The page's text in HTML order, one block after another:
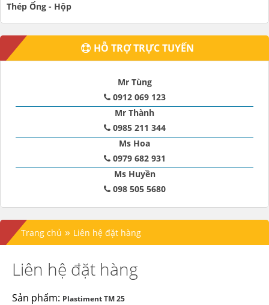
Thép Ống - Hộp
HỖ TRỢ TRỰC TUYẾN
Mr Tùng
0912 069 123
Mr Thành
0985 211 344
Ms Hoa
0979 682 931
Ms Huyền
098 505 5680
Trang chủ » Liên hệ đặt hàng
Liên hệ đặt hàng
Sản phẩm: Plastiment TM 25